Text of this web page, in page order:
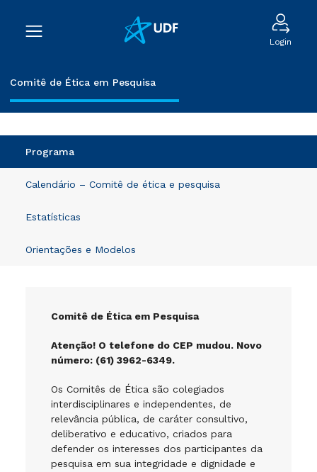
Login
Comitê de Ética em Pesquisa
Programa
Calendário – Comitê de ética e pesquisa
Estatísticas
Orientações e Modelos
Comitê de Ética em Pesquisa
Atenção! O telefone do CEP mudou. Novo
número: (61) 3962-6349.
Os Comitês de Ética são colegiados
interdisciplinares e independentes, de
relevância pública, de caráter consultivo,
deliberativo e educativo, criados para
defender os interesses dos participantes da
pesquisa em sua integridade e dignidade e